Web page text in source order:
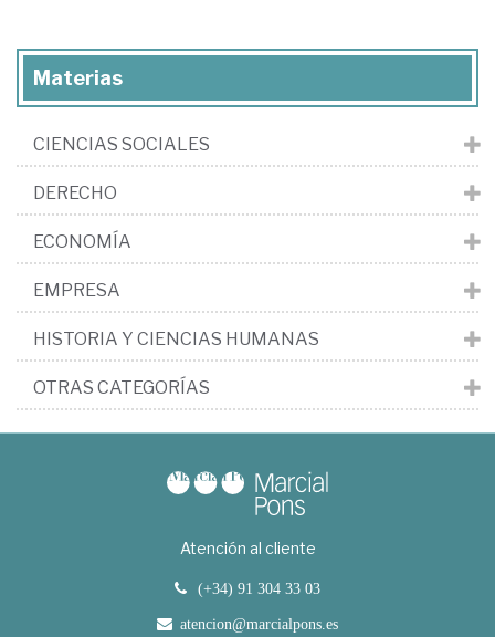
Materias
CIENCIAS SOCIALES
DERECHO
ECONOMÍA
EMPRESA
HISTORIA Y CIENCIAS HUMANAS
OTRAS CATEGORÍAS
Atención al cliente
(+34) 91 304 33 03
atencion@marcialpons.es